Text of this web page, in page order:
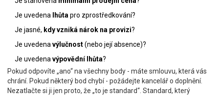
Je uvedena
lhůtapro zprostředkování?
Je jasné, kdy vzniká nárok na provizi?
Je uvedenavýlučnost(nebo její absence)?
Je uvedenavýpovědní lhůta?
Pokud odpovíte „ano“ na všechny body - máte smlouvu, která vás
chrání. Pokud některý bod chybí - požádejte kancelář o doplnění.
Nezatlačte si ji jen proto, že „to je standard“. Standard, který